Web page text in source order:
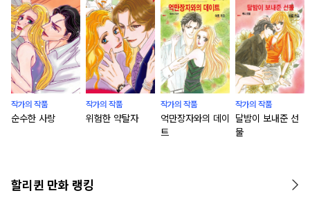
작가의 작품
순수한 사랑
작가의 작품
위험한 약탈자
작가의 작품
억만장자와의 데이
트
작가의 작품
달밤이 보내준 선
물
할리퀸 만화 랭킹